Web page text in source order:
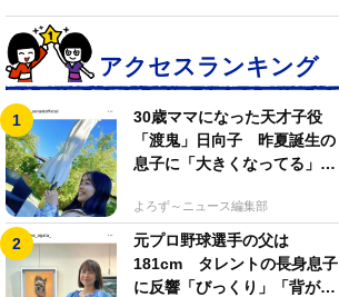
アクセスランキング
30歳ママになった天才子役
「渡鬼」日向子 昨夏誕生の
息子に「大きくなってる」愛
よろず～ニュース編集部
元プロ野球選手の父は
181cm タレントの長身息子
に反響「びっくり」「背が高